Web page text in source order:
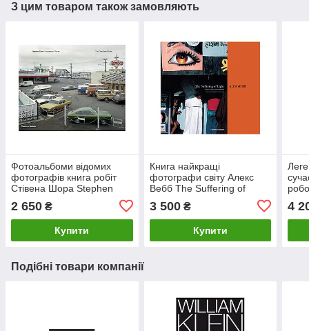
З цим товаром також замовляють
Фотоальбоми відомих
фотографів книга робіт
Стівена Шора Stephen
Shore "Uncommon Places
The Complete Works"
2 650 ₴
Купити
Книга найкращі
фотографи світу Алекс
Вебб The Suffering of
Photographs by Alex Webb
3 500₴
Купити
4
Подібні товари компанії